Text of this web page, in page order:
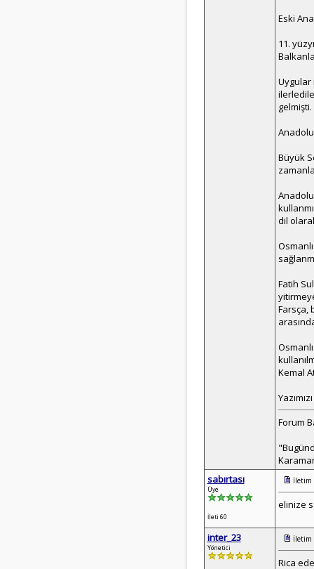
Eski
11.
Uygular
gelmişti.
Büyük
dil
Fatih
Farsça,
Kemal
Forum
sabırtası
Üye
İleti 60
elinize
inter_23
Yönetici
Rica